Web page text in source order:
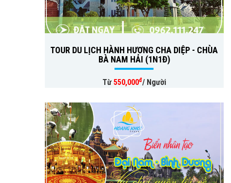
TOUR DU LỊCH HÀNH HƯƠNG CHA DIỆP - CHÙA
BÀ NAM HẢI (1N1Đ)
Từ 550,000đ/ Người